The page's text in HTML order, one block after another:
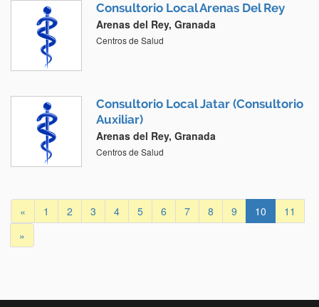
Consultorio Local Arenas Del Rey
Arenas del Rey, Granada
Centros de Salud
Consultorio Local Jatar (Consultorio
Auxiliar)
Arenas del Rey, Granada
Centros de Salud
« 1 2 3 4 5 6 7 8 9 10
11
»